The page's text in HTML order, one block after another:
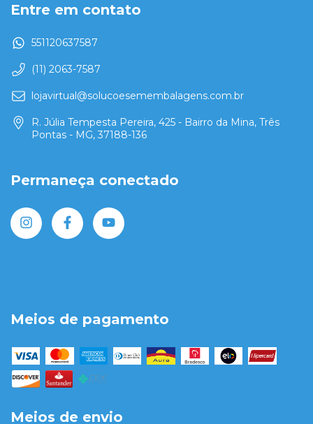
Entre em contato
551120637587
(11) 2063-7587
lojavirtual@solucoesemembalagens.com.br
R. Júlia Tempesta Pereira, 425 - Bairro da Mina, Três
Pontas - MG, 37188-136
Permaneça conectado
Meios de pagamento
Meios de envio